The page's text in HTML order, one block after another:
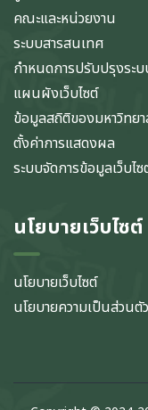
คณะและหน่วยงาน
ระบบสารสนเทศ
กำหนดการปรับปรุงระ
แผนผังเว็บไซต์
ข้อมูลสถิติของมหาวิทย
ตั้งค่าการแสดงผล
ระบบจัดการข้อมูลเว็บไซ
นโยบายเว็บไซต์
นโยบายเว็บไซต์
นโยบายความเป็นส่วนตัว